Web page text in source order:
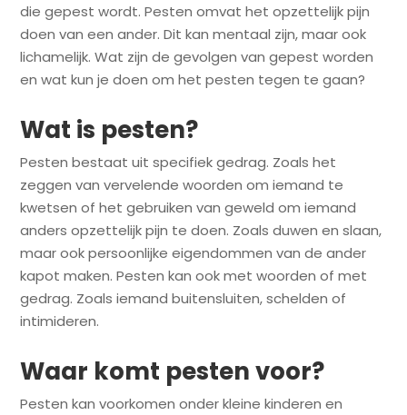
die gepest wordt. Pesten omvat het opzettelijk pijn
doen van een ander. Dit kan mentaal zijn, maar ook
lichamelijk. Wat zijn de gevolgen van gepest worden
en wat kun je doen om het pesten tegen te gaan?
Wat is pesten?
Pesten bestaat uit specifiek gedrag. Zoals het
zeggen van vervelende woorden om iemand te
kwetsen of het gebruiken van geweld om iemand
anders opzettelijk pijn te doen. Zoals duwen en slaan,
maar ook persoonlijke eigendommen van de ander
kapot maken. Pesten kan ook met woorden of met
gedrag. Zoals iemand buitensluiten, schelden of
intimideren.
Waar komt pesten voor?
Pesten kan voorkomen onder kleine kinderen en